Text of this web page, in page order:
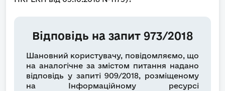
Відповідь на запит 973/2018
Шановний користувачу, повідомляємо, що
на аналогічне за змістом питання надано
відповідь у запиті 909/2018, розміщеному
на Інформаційному ресурсі